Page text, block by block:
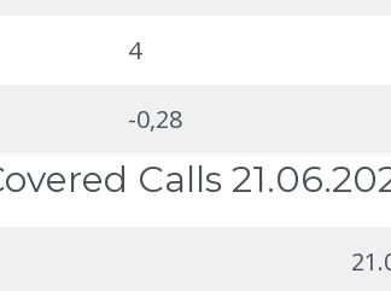
4
-0,28
Calls